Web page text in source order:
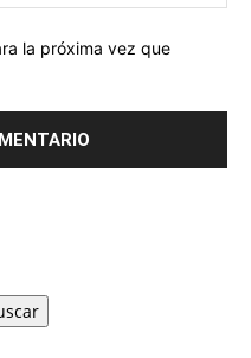
la próxima vez que